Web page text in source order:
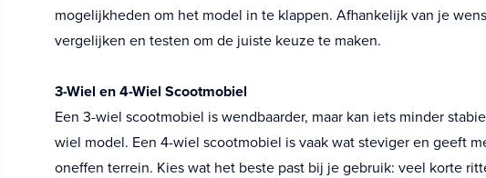
mogelijkheden om het model in te klappen. Afhankelijk van je
vergelijken en testen om de juiste keuze te maken.
3-Wiel en 4-Wiel Scootmobiel
Een 3-wiel scootmobiel is wendbaarder, maar kan iets minder
wiel model. Een 4-wiel scootmobiel is vaak wat steviger en geeft
oneffen terrein. Kies wat het beste past bij je gebruik: veel korte